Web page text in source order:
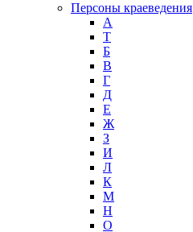
Персоны краеведения
А
T
Б
В
Г
Д
Е
Ж
З
И
Л
К
М
Н
О